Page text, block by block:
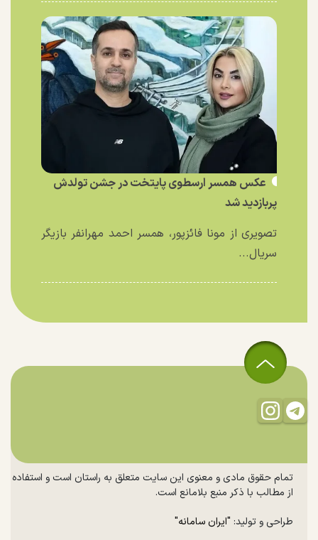
عکس همسر ارسطوی پایتخت در جشن تولدش
پربازدید شد
تصویری از مونا فائزپور، همسر احمد مهرانفر بازیگر
سریال...
تمام حقوق مادی و معنوی این سایت متعلق به راستان است و استفاده
از مطالب با ذکر منبع بلامانع است.
طراحی و تولید: "ایران سامانه"